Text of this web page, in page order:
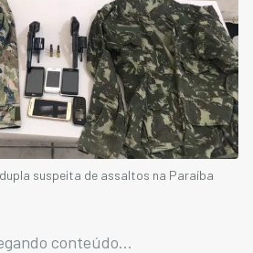
suspeita de assaltos na Paraíba
conteúdo...